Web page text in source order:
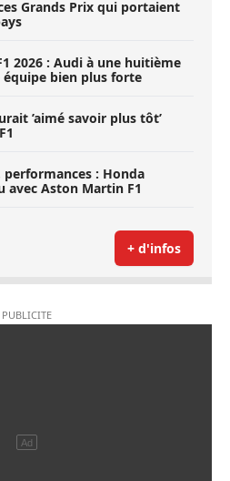
Grands Prix qui portaient
2026 : Audi à une huitième
équipe bien plus forte
’aimé savoir plus tôt’
: Honda
avec Aston Martin F1
+ d'infos